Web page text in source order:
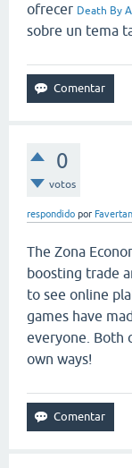
ofrecer Death By AI
sobre un tema
0
votos
respondido por
The Zona
boosting trade
to see online
games have
everyone. Both
own ways!